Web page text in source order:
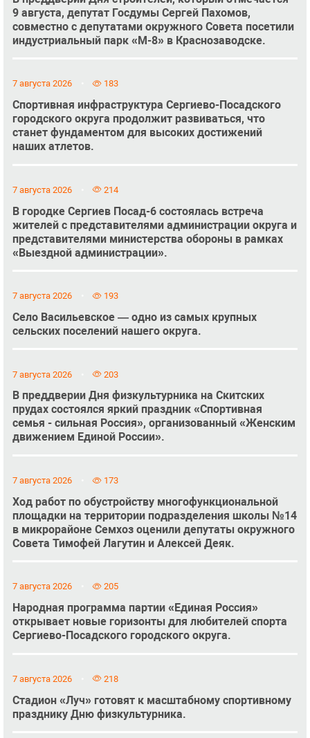
9 августа, депутат Госдумы Сергей Пахомов,
совместно с депутатами окружного Совета посетили
индустриальный парк «М-8» в Краснозаводске.
7 августа 2026 183
Спортивная инфраструктура Сергиево-Посадского
городского округа продолжит развиваться, что
станет фундаментом для высоких достижений
наших атлетов.
7 августа 2026 214
В городке Сергиев Посад-6 состоялась встреча
жителей с представителями администрации округа и
представителями министерства обороны в рамках
«Выездной администрации».
7 августа 2026 193
Село Васильевское — одно из самых крупных
сельских поселений нашего округа.
7 августа 2026 203
В преддверии Дня физкультурника на Скитских
прудах состоялся яркий праздник «Спортивная
семья - сильная Россия», организованный «Женским
движением Единой России».
7 августа 2026 173
Ход работ по обустройству многофункциональной
площадки на территории подразделения школы №14
в микрорайоне Семхоз оценили депутаты окружного
Совета Тимофей Лагутин и Алексей Деяк.
7 августа 2026 205
Народная программа партии «Единая Россия»
открывает новые горизонты для любителей спорта
Сергиево-Посадского городского округа.
7 августа 2026 218
Стадион «Луч» готовят к масштабному спортивному
празднику Дню физкультурника.